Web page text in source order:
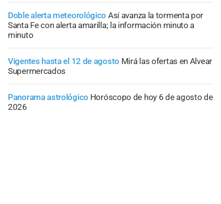
Doble alerta meteorológico Así avanza la tormenta por
Santa Fe con alerta amarilla; la información minuto a
minuto
Vigentes hasta el 12 de agosto Mirá las ofertas en Alvear
Supermercados
Panorama astrológico Horóscopo de hoy 6 de agosto de
2026